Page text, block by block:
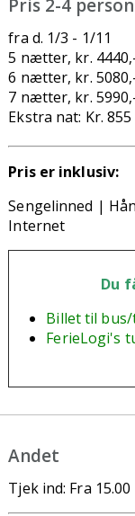
Pris 2-4
fra d. 1/3 - 1/11
5 nætter, kr.
6 nætter, kr.
7 nætter, kr.
Ekstra nat: Kr. 855
Pris er inklusiv:
Sengelinned | H
Internet
Du
Billet til
FerieLogi's
Andet
Tjek ind: Fra